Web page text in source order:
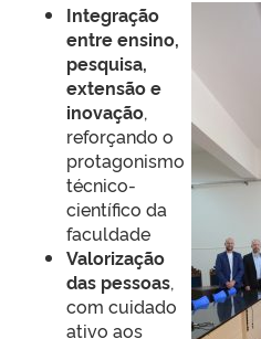
Integração
entre ensino,
pesquisa,
extensão e
inovação,
reforçando o
protagonismo
técnico-
científico da
faculdade
Valorização
das pessoas,
com cuidado
ativo aos